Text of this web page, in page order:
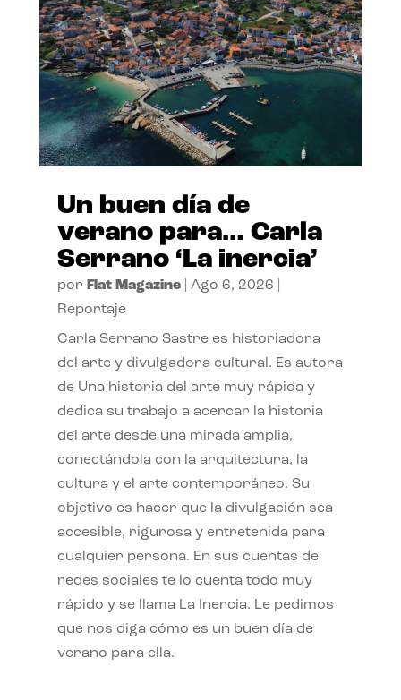
Un buen día de
verano para… Carla
Serrano ‘La inercia’
por Flat Magazine| Ago 6, 2026
Reportaje
Carla Serrano Sastre es historiadora
del arte y divulgadora cultural. Es autora
de Una historia del arte muy rápida y
dedica su trabajo a acercar la historia
del arte desde una mirada amplia,
conectándola con la arquitectura, la
cultura y el arte contemporáneo. Su
objetivo es hacer que la divulgación sea
accesible, rigurosa y entretenida para
cualquier persona. En sus cuentas de
redes sociales te lo cuenta todo muy
rápido y se llama La Inercia. Le pedimos
que nos diga cómo es un buen día de
verano para ella.